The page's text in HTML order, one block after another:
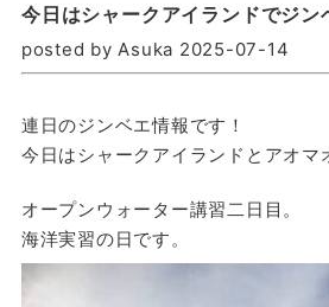
今日はシャークアイランドでジン
posted by Asuka 2025-07-14
連日のジンベエ情報です！
今日はシャークアイランドとアオマ
オープンウォーター講習二日目。
海洋実習の日です。